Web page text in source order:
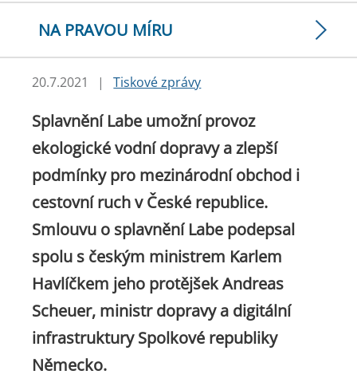
NA PRAVOU MÍRU
20.7.2021 | Tiskové zprávy
Splavnění Labe umožní provoz
ekologické vodní dopravy a zlepší
podmínky pro mezinárodní obchod i
cestovní ruch v České republice.
Smlouvu o splavnění Labe podepsal
spolu s českým ministrem Karlem
Havlíčkem jeho protějšek Andreas
Scheuer, ministr dopravy a digitální
infrastruktury Spolkové republiky
Německo.